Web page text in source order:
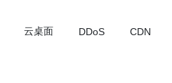
云桌面 DDoS CDN